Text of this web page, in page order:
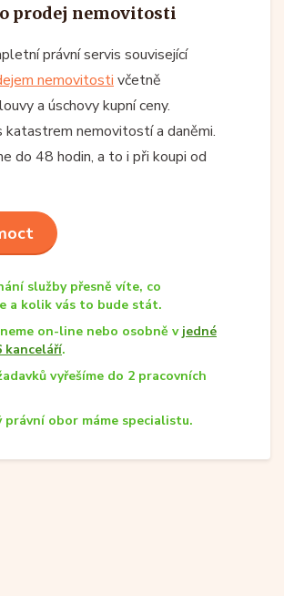
prodej nemovitosti
právní servis související
nemovitosti včetně
a úschovy kupní ceny.
katastrem nemovitostí a daněmi.
do 48 hodin, a to i při koupi od
služby přesně víte, co
a kolik vás to bude stát.
on-line nebo osobně v jedné
kanceláří.
vyřešíme do 2 pracovních
právní obor máme specialistu.